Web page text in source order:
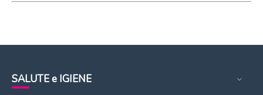
SALUTE e IGIENE